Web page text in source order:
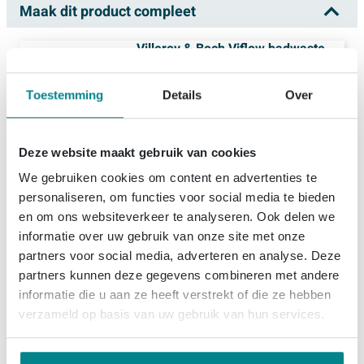
Toestemming Details Over
Deze website maakt gebruik van cookies
We gebruiken cookies om content en advertenties te
personaliseren, om functies voor social media te bieden
en om ons websiteverkeer te analyseren. Ook delen we
informatie over uw gebruik van onze site met onze
partners voor social media, adverteren en analyse. Deze
partners kunnen deze gegevens combineren met andere
informatie die u aan ze heeft verstrekt of die ze hebben
verzameld op basis van uw gebruik van hun services.
Maak dit product compleet
Villeroy & Boch Viflow badwaste
Levering:2 - 3 weken
1x Villeroy & Boch Theano vrijstaand duobad - 175x80cm - kunststof quaryl - ovaal - mat grijs
Leveringbinnen 3 dagen 2.276, 35
Toon meer opties
Setprijs 2.607,01
Plaats set in winkelwagen